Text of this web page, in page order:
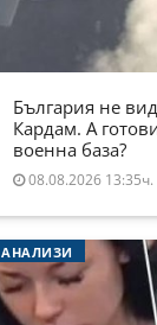
България не
Кардам. А
военна база?
08.08.2026 13:35ч.
АНАЛИЗИ